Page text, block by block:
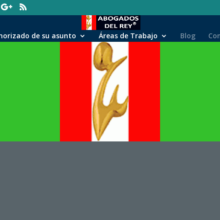
de su asunto Áreas de Trabajo Blog